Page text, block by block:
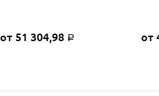
от 51 304,98 Р от